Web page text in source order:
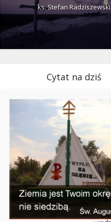
ks. Stefan Radziszewski
Cytat na dziś